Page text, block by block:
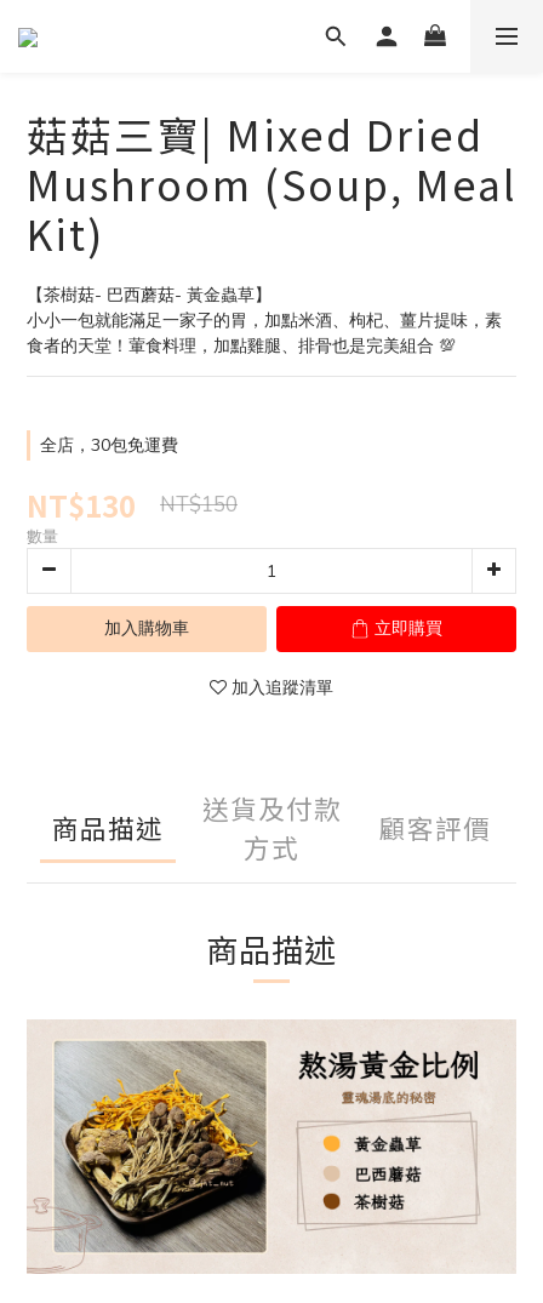
菇菇三寶| Mixed Dried
Mushroom (Soup, Meal
Kit)
【茶樹菇- 巴西蘑菇- 黃金蟲草】
小小一包就能滿足一家子的胃，加點米酒、枸杞、薑片提味，素
食者的天堂！葷食料理，加點雞腿、排骨也是完美組合 💯
全店，30包免運費
NT$130 NT$150
數量
加入購物車 立即購買
加入追蹤清單
商品描述
送貨及付款
方式
顧客評價
商品描述